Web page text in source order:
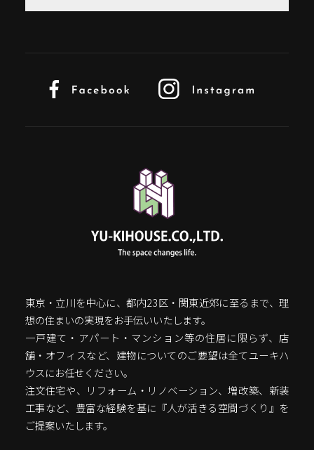
東京・立川を中心に、都内23区・関東近郊に至るまで、理
想の住まいの実現をお手伝いいたします。
一戸建て・アパート・マンション等の住居に限らず、店
舗・オフィスなど、建物についてのご要望は全てユーキハ
ウスにお任せください。
注文住宅や、リフォーム・リノベーション、増改築、新装
工事など、豊富な経験を基に『人が活きる空間づくり』を
ご提案いたします。